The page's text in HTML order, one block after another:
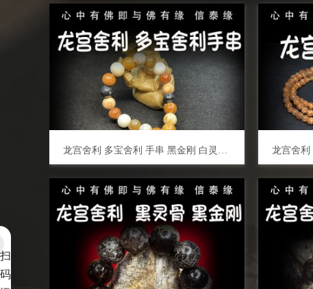
龙宫舍利 多宝舍利 手串 黑金刚 白灵骨 光明舍利 黑灵骨 财舍利 血舍利 跳出舍利
扫
码